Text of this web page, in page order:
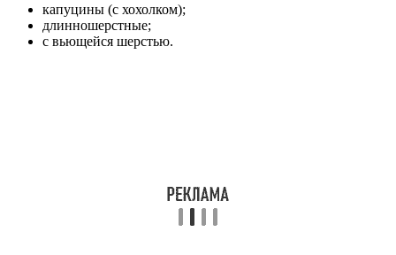
капуцины (с хохолком);
длинношерстные;
с вьющейся шерстью.